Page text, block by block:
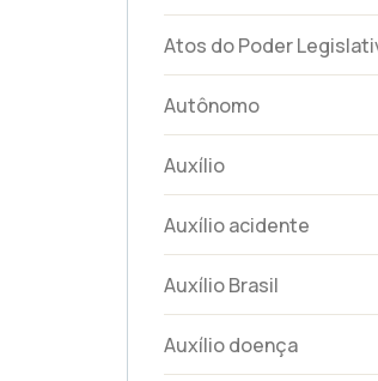
Atos do Poder
Autônomo
Auxílio
Auxílio acidente
Auxílio Brasil
Auxílio doença